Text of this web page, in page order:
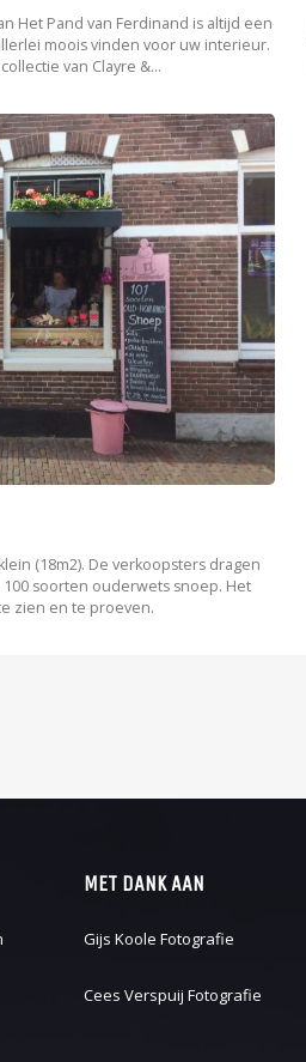
Het Pand van Ferdinand is altijd een
moois vinden voor uw interieur.
van Clayre &...
(18m2). De verkoopsters dragen
soorten ouderwets snoep. Het
zien en te proeven.
MET DANK AAN
Gijs Koole Fotografie
Cees Verspuij Fotografie